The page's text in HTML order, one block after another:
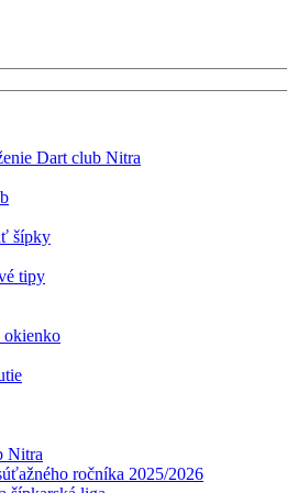
Dart club Nitra
šípky
tipy
okienko
Nitra
ročníka 2025/2026